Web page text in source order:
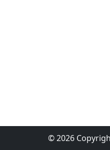
© 2026